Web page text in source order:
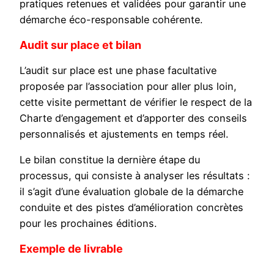
pratiques retenues et validées pour garantir une
démarche éco-responsable cohérente.
Audit sur place et bilan
L’audit sur place est une phase facultative
proposée par l’association pour aller plus loin,
cette visite permettant de vérifier le respect de la
Charte d’engagement et d’apporter des conseils
personnalisés et ajustements en temps réel.
Le bilan constitue la dernière étape du
processus, qui consiste à analyser les résultats :
il s’agit d’une évaluation globale de la démarche
conduite et des pistes d’amélioration concrètes
pour les prochaines éditions.
Exemple de livrable